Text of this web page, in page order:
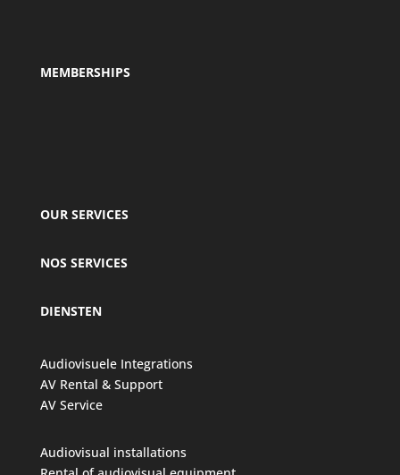
MEMBERSHIPS
OUR SERVICES
NOS SERVICES
DIENSTEN
Audiovisuele Integrations
AV Rental & Support
AV Service
Audiovisual installations